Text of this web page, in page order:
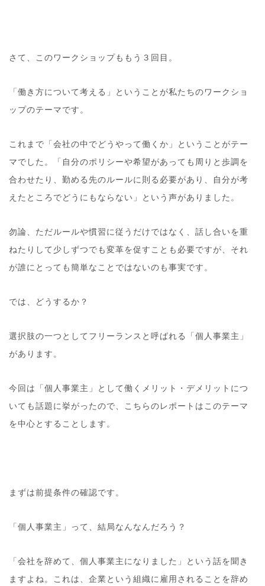
さて、このワークショップももう３回目。
「働き方について考える」ということが私たちのワークショ
ップのテーマです。
これまで「会社の中でどうやって働くか」ということがテー
マでした。「自分のポリシーや希望があっても周りと歩調を
合わせたり、勤める先のルールに則る必要があり、自分が考
えたところでどうにもならない」という声がありました。
勿論、ただルールや慣習に従うだけではなく、話し合いを重
ねたりして少しずつでも変革を促すことも必要ですが、それ
が誰にとっても簡単なことではないのも事実です。
では、どうするか？
選択肢の一つとしてフリーランスと呼ばれる「個人事業主」
があります。
今回は「個人事業主」として働くメリット・デメリットにつ
いても話題に挙がったので、こちらのレポートはこのテーマ
を中心とすることします。
まずは前提条件の確認です。
「個人事業主」って、結局なんなんだろう？
「会社を辞めて、個人事業主になりました」という話を聞き
ますよね。これは、企業という組織に雇用されることを辞め